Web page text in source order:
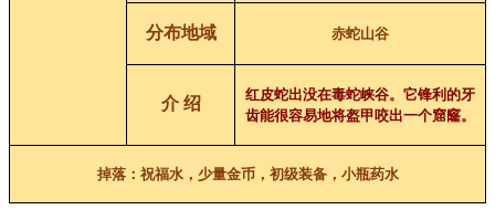
分布地域 赤蛇山谷
介 绍
红皮蛇出没在毒蛇峡谷。它锋利的牙
齿能很容易地将盔甲咬出一个窟窿。
掉落：祝福水，少量金币，初级装备，小瓶药水